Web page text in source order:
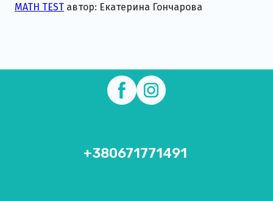
MATH TEST автор: Екатерина Гончарова
+380671771491